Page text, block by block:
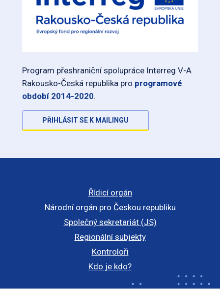
Program přeshraniční spolupráce Interreg V-A
Rakousko-Česká republika pro programové
období 2014-2020.
PŘIHLÁSIT SE K MAILINGU
Řídicí orgán
Národní orgán pro Českou republiku
Společný sekretariát (JS)
Regionální subjekty
Kontroloři
Kdo je kdo?